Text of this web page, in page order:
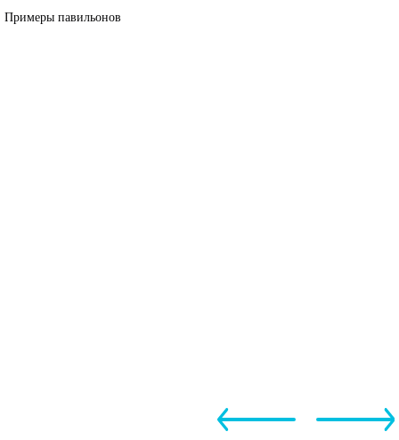
Примеры павильонов